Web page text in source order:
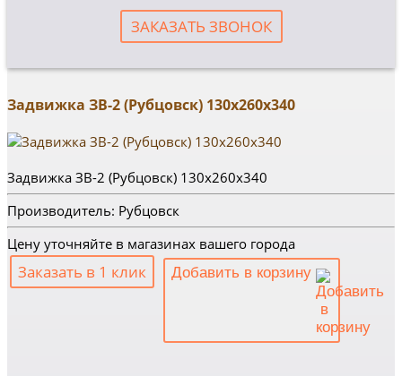
ЗАКАЗАТЬ ЗВОНОК
Задвижка ЗВ-2 (Рубцовск) 130х260х340
Задвижка ЗВ-2 (Рубцовск) 130х260х340
Производитель: Рубцовск
Цену уточняйте в магазинах вашего города
Заказать в 1 клик Добавить в корзину